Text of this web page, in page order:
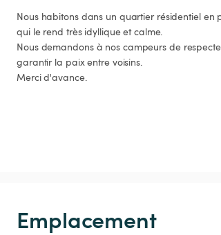
Nous habitons dans un quartier résidentiel
qui le rend très idyllique et calme.
Nous demandons à nos campeurs de
garantir la paix entre voisins.
Merci d'avance.
Emplacement